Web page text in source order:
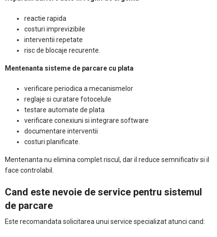
reactie rapida
costuri imprevizibile
interventii repetate
risc de blocaje recurente.
Mentenanta sisteme de parcare cu plata
verificare periodica a mecanismelor
reglaje si curatare fotocelule
testare automate de plata
verificare conexiuni si integrare software
documentare interventii
costuri planificate.
Mentenanta nu elimina complet riscul, dar il reduce semnificativ si il
face controlabil.
Cand este nevoie de service pentru sistemul
de parcare
Este recomandata solicitarea unui service specializat atunci cand: